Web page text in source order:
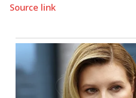
Source link